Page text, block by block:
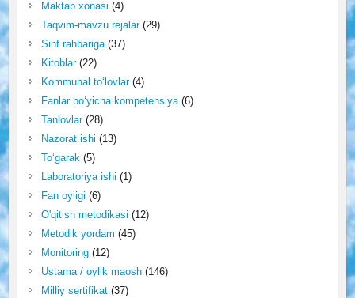
Maktab xonasi (4)
Taqvim-mavzu rejalar(29)
Sinf rahbariga(37)
Kitoblar(22)
Kommunal to‘lovlar(4)
Fanlar bo‘yicha kompetensiya(6)
Tanlovlar(28)
Nazorat ishi (13)
To‘garak(5)
Laboratoriya ishi (1)
Fan oyligi (6)
O'qitish metodikasi (12)
Metodik yordam (45)
Monitoring(12)
Ustama / oylik maosh(146)
Milliy sertifikat(37)